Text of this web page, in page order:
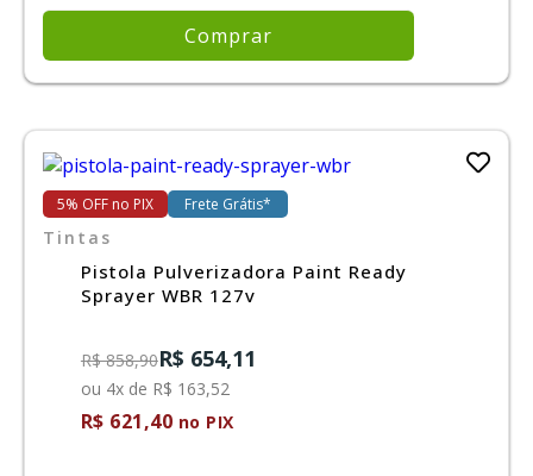
Comprar
5% OFF no PIX Frete Grátis*
Tintas
Pistola Pulverizadora Paint Ready
Sprayer WBR 127v
R$ 858,90R$ 654,11
ou 4x de R$ 163,52
R$ 621,40 no PIX